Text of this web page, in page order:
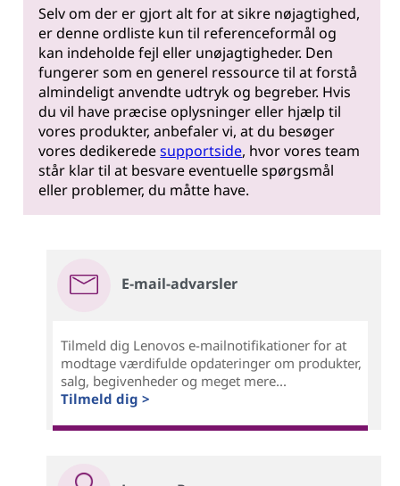
Selv om der er gjort alt for at sikre nøjagtighed,
er denne ordliste kun til referenceformål og
kan indeholde fejl eller unøjagtigheder. Den
fungerer som en generel ressource til at forstå
almindeligt anvendte udtryk og begreber. Hvis
du vil have præcise oplysninger eller hjælp til
vores produkter, anbefaler vi, at du besøger
vores dedikeredesupportside, hvor vores team
står klar til at besvare eventuelle spørgsmål
eller problemer, du måtte have.
E-mail-advarsler
Tilmeld dig Lenovos e-mailnotifikationer for at
modtage værdifulde opdateringer om produkter,
salg, begivenheder og meget mere...
Tilmeld dig >